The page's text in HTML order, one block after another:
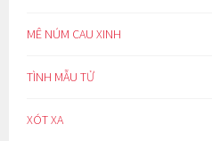
MÊ NÚM CAU XINH
TÌNH MẪU TỬ
XÓT XA